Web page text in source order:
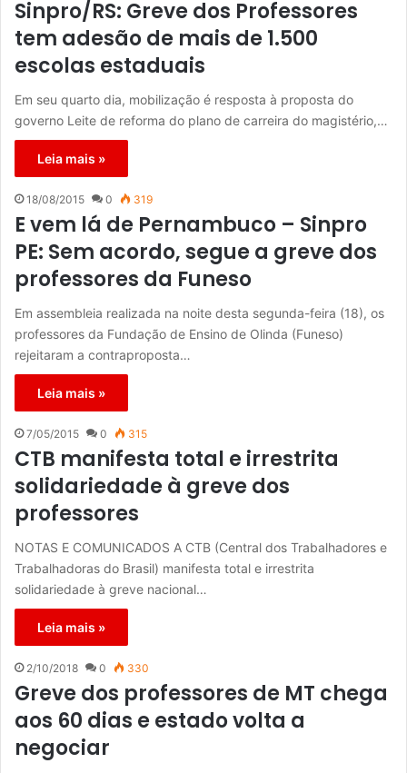
Sinpro/RS: Greve dos Professores
tem adesão de mais de 1.500
escolas estaduais
Em seu quarto dia, mobilização é resposta à proposta do
governo Leite de reforma do plano de carreira do magistério,…
Leia mais »
18/08/2015 0 319
E vem lá de Pernambuco – Sinpro
PE: Sem acordo, segue a greve dos
professores da Funeso
Em assembleia realizada na noite desta segunda-feira (18), os
professores da Fundação de Ensino de Olinda (Funeso)
rejeitaram a contraproposta…
Leia mais »
7/05/2015 0 315
CTB manifesta total e irrestrita
solidariedade à greve dos
professores
NOTAS E COMUNICADOS A CTB (Central dos Trabalhadores e
Trabalhadoras do Brasil) manifesta total e irrestrita
solidariedade à greve nacional…
Leia mais »
2/10/2018 0 330
Greve dos professores de MT chega
aos 60 dias e estado volta a
negociar